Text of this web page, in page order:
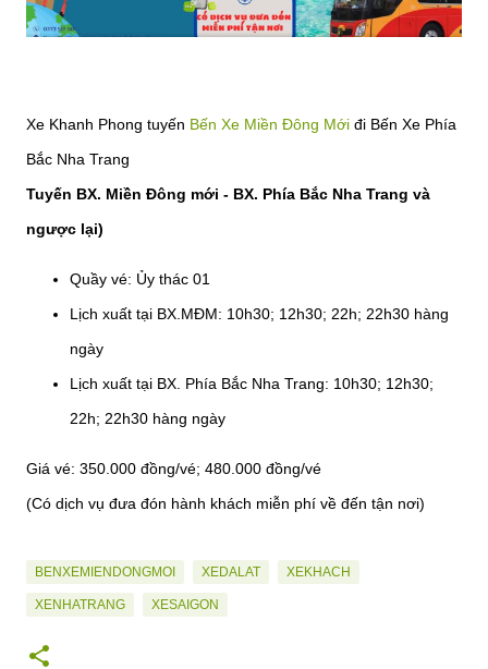
Xe Khanh Phong tuyến Bến Xe Miền Đông Mới đi Bến Xe Phía
Bắc Nha Trang
Tuyến BX. Miền Đông mới - BX. Phía Bắc Nha Trang và
ngược lại)
Quầy vé: Ủy thác 01
Lịch xuất tại BX.MĐM: 10h30; 12h30; 22h; 22h30 hàng
ngày
Lịch xuất tại BX. Phía Bắc Nha Trang: 10h30; 12h30;
22h; 22h30 hàng ngày
Giá vé: 350.000 đồng/vé; 480.000 đồng/vé
(Có dịch vụ đưa đón hành khách miễn phí về đến tận nơi)
BENXEMIENDONGMOI XEDALAT XEKHACH
XENHATRANG XESAIGON